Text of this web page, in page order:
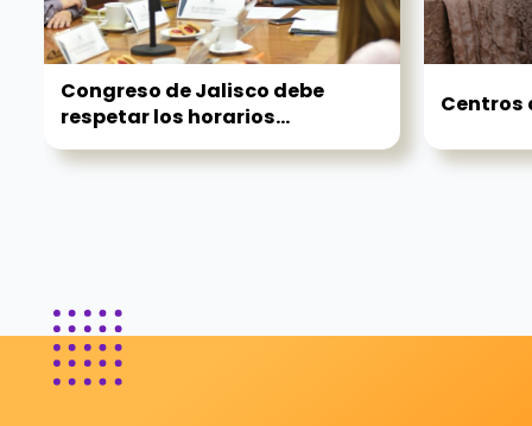
Congreso de Jalisco debe
respetar los horarios...
Centros